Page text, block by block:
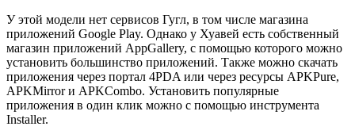
У этой модели нет сервисов Гугл, в том числе магазина
приложений Google Play. Однако у Хуавей есть собственный
магазин приложений AppGallery, с помощью которого можно
установить большинство приложений. Также можно скачать
приложения через портал 4PDA или через ресурсы APKPure,
APKMirror и APKCombo. Установить популярные
приложения в один клик можно с помощью инструмента
Installer.